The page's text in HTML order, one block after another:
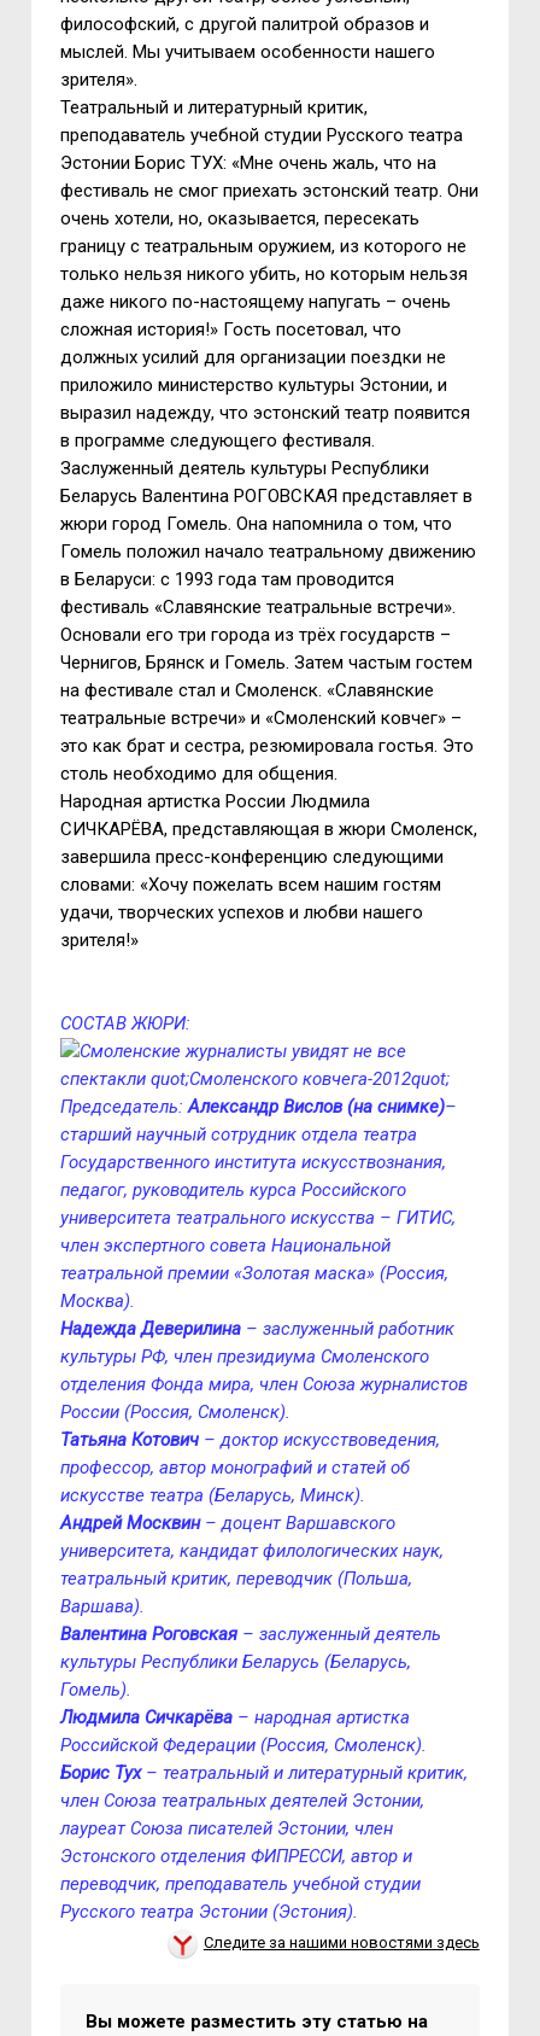
философский, с другой палитрой образов и
мыслей. Мы учитываем особенности нашего
зрителя».
Театральный и литературный критик,
преподаватель учебной студии Русского театра
Эстонии Борис ТУХ: «Мне очень жаль, что на
фестиваль не смог приехать эстонский театр. Они
очень хотели, но, оказывается, пересекать
границу с театральным оружием, из которого не
только нельзя никого убить, но которым нельзя
даже никого по-настоящему напугать – очень
сложная история!» Гость посетовал, что
должных усилий для организации поездки не
приложило министерство культуры Эстонии, и
выразил надежду, что эстонский театр появится
в программе следующего фестиваля.
Заслуженный деятель культуры Республики
Беларусь Валентина РОГОВСКАЯ представляет в
жюри город Гомель. Она напомнила о том, что
Гомель положил начало театральному движению
в Беларуси: с 1993 года там проводится
фестиваль «Славянские театральные встречи».
Основали его три города из трёх государств –
Чернигов, Брянск и Гомель. Затем частым гостем
на фестивале стал и Смоленск. «Славянские
театральные встречи» и «Смоленский ковчег» –
это как брат и сестра, резюмировала гостья. Это
столь необходимо для общения.
Народная артистка России Людмила
СИЧКАРЁВА, представляющая в жюри Смоленск,
завершила пресс-конференцию следующими
словами: «Хочу пожелать всем нашим гостям
удачи, творческих успехов и любви нашего
зрителя!»
СОСТАВ ЖЮРИ:
Председатель:Александр Вислов (на снимке)–
старший научный сотрудник отдела театра
Государственного института искусствознания,
педагог, руководитель курса Российского
университета театрального искусства – ГИТИС,
член экспертного совета Национальной
театральной премии «Золотая маска» (Россия,
Москва).
Надежда Деверилина – заслуженный работник
культуры РФ, член президиума Смоленского
отделения Фонда мира, член Союза журналистов
России (Россия, Смоленск).
Татьяна Котович – доктор искусствоведения,
профессор, автор монографий и статей об
искусстве театра (Беларусь, Минск).
Aндрей Москвин– доцент Варшавского
университета, кандидат филологических наук,
театральный критик, переводчик (Польша,
Варшава).
Bалентина Роговская – заслуженный деятель
культуры Республики Беларусь (Беларусь,
Гомель).
Людмила Сичкарёва – народная артистка
Российской Федерации (Россия, Смоленск).
Борис Тух– театральный и литературный критик,
член Союза театральных деятелей Эстонии,
лауреат Союза писателей Эстонии, член
Эстонского отделения ФИПРЕССИ, автор и
переводчик, преподаватель учебной студии
Русского театра Эстонии (Эстония).
Следите за нашими новостями здесь
Вы можете разместить эту статью на